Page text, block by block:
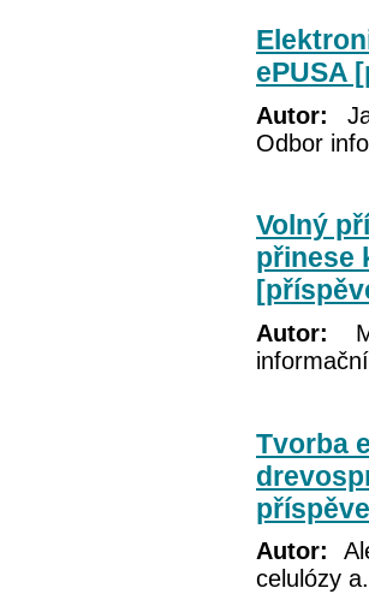
ePUSA
Autor:
Odbor
Volný
přinese
Autor:
Tvorba
Autor:
celulózy